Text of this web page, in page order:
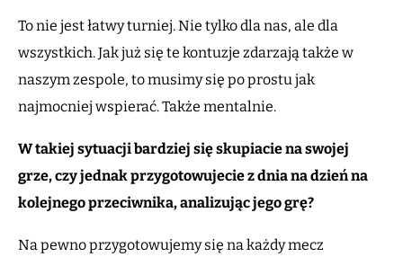
To nie jest łatwy turniej. Nie tylko dla nas, ale dla
wszystkich. Jak już się te kontuzje zdarzają także w
naszym zespole, to musimy się po prostu jak
najmocniej wspierać. Także mentalnie.
W takiej sytuacji bardziej się skupiacie na swojej
grze, czy jednak przygotowujecie z dnia na dzień na
kolejnego przeciwnika, analizując jego grę?
Na pewno przygotowujemy się na każdy mecz